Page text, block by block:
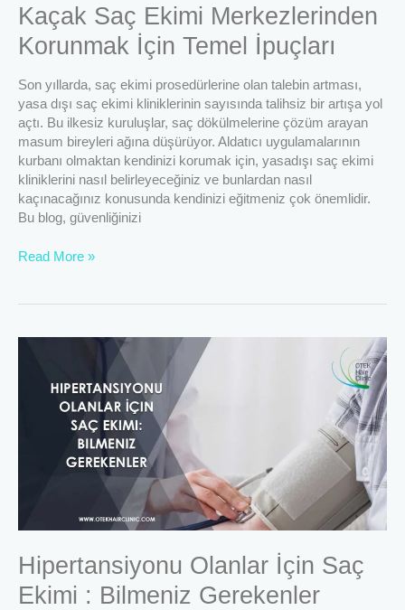
Kaçak Saç Ekimi Merkezlerinden
Korunmak İçin Temel İpuçları
Son yıllarda, saç ekimi prosedürlerine olan talebin artması,
yasa dışı saç ekimi kliniklerinin sayısında talihsiz bir artışa yol
açtı. Bu ilkesiz kuruluşlar, saç dökülmelerine çözüm arayan
masum bireyleri ağına düşürüyor. Aldatıcı uygulamalarının
kurbanı olmaktan kendinizi korumak için, yasadışı saç ekimi
kliniklerini nasıl belirleyeceğiniz ve bunlardan nasıl
kaçınacağınız konusunda kendinizi eğitmeniz çok önemlidir.
Bu blog, güvenliğinizi
Read More »
Hipertansiyonu Olanlar İçin Saç
Ekimi : Bilmeniz Gerekenler
Bilmeniz